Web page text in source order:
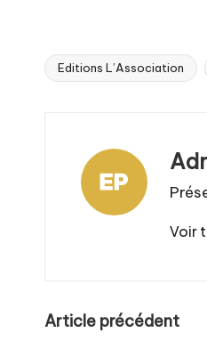
Tags:
Editions L’Association
Voir
Post
Article précédent